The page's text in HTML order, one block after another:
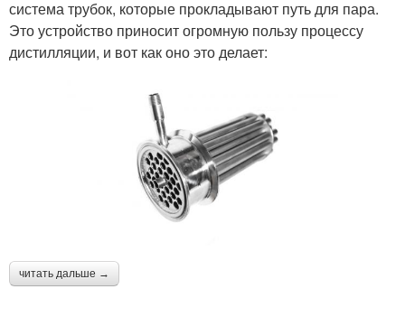
система трубок, которые прокладывают путь для пара.
Это устройство приносит огромную пользу процессу
дистилляции, и вот как оно это делает:
читать дальше →